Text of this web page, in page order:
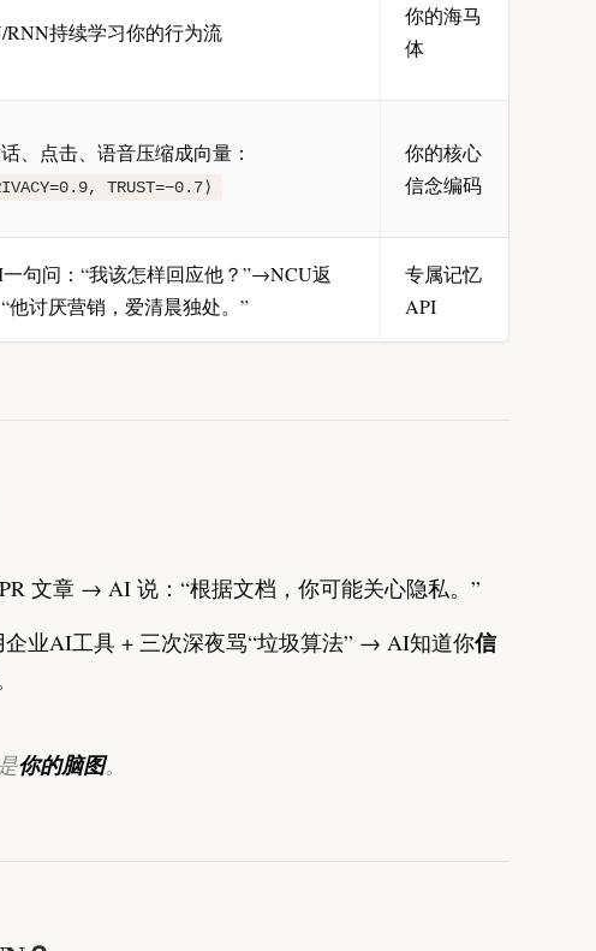
RNN持续学习你的行为流
你的海马
体
、点击、语音压缩成向量：
TRUST=−0.7⟩
你的核心
信念编码
句问：“我该怎样回应他？”→NCU返
他讨厌营销，爱清晨独处。”
专属记忆
API
文章 → AI 说：“根据文档，你可能关心隐私。”
企业AI工具 + 三次深夜骂“垃圾算法” → AI知道你信
你的脑图。